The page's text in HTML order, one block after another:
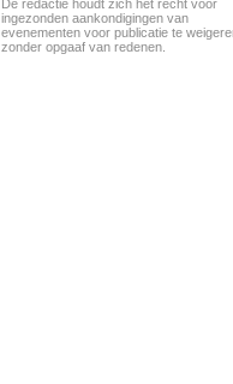
De redactie houdt zich het recht voor
ingezonden aankondigingen van
evenementen voor publicatie te
zonder opgaaf van redenen.